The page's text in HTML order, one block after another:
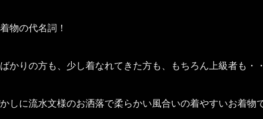
物の代名詞！
かりの方も、少し着なれてきた方も、もちろん上級者も・
しに流水文様のお洒落で柔らかい風合いの着やすいお着物で